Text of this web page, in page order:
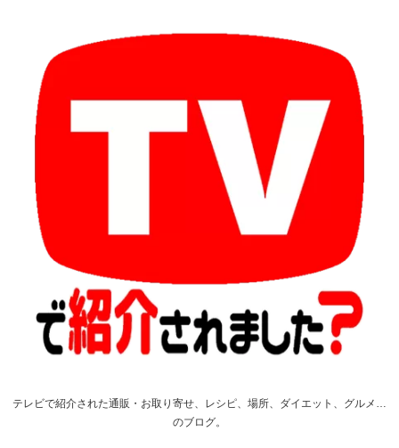
テレビで紹介された通販・お取り寄せ、レシピ、場所、ダイエット、グルメ…
のブログ。